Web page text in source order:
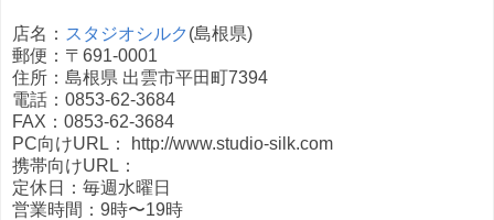
店名： スタジオシルク (島根県)
郵便：〒691-0001
住所：島根県 出雲市平田町7394
電話：0853-62-3684
FAX：0853-62-3684
PC向けURL： http://www.studio-silk.com
携帯向けURL：
定休日：毎週水曜日
営業時間：9時〜19時